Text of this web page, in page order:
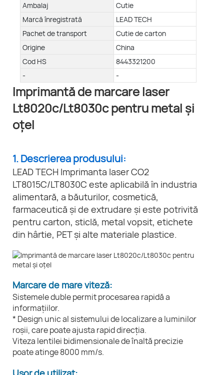
Ambalaj
Cutie
Marcă înregistrată
LEAD TECH
Pachet de transport
Cutie de carton
Origine
China
Cod HS
8443321200
-
-
Imprimantă de marcare laser
Lt8020c/Lt8030c pentru metal și
oțel
1. Descrierea produsului:
LEAD TECH Imprimanta laser CO2
LT8015C/LT8030C este aplicabilă în industria
alimentară, a băuturilor, cosmetică,
farmaceutică și de extrudare și este potrivită
pentru carton, sticlă, metal vopsit, etichete
din hârtie, PET și alte materiale plastice.
Marcare de mare viteză:
Sistemele duble permit procesarea rapidă a
informațiilor.
* Design unic al sistemului de localizare a luminilor
roșii, care poate ajusta rapid direcția.
Viteza lentilei bidimensionale de înaltă precizie
poate atinge 8000 mm/s.